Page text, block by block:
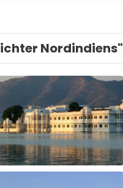
Nordindiens"